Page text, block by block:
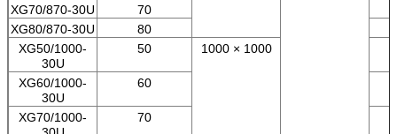
XG70/870-30U
70
XG80/870-30U
80
XG50/1000-
30U
50 1000 × 1000
XG60/1000-
30U
60
XG70/1000-
70